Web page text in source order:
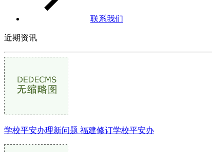
联系我们
近期资讯
学校平安办理新问题 福建修订学校平安办